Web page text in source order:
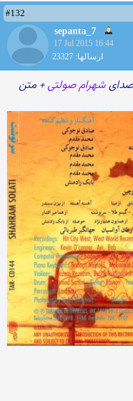
#132
sepanta_7
17 Jul 2015 16:44
ارسالها: 23327
صدایشهرام صولتی+ متن